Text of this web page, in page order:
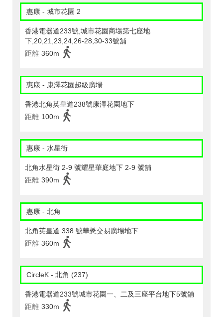
惠康 - 城市花園 2
香港電器道233號,城市花園商塲第七座地
下,20,21,23,24,26-28,30-33號舖
距離 360m
惠康 - 康澤花園超級廣場
香港北角英皇道238號康澤花園地下
距離 100m
惠康 - 水星街
北角水星街 2-9 號耀星華庭地下 2-9 號舖
距離 390m
惠康 - 北角
北角英皇道 338 號華懋交易廣場地下
距離 360m
CircleK - 北角 (237)
香港電器道233號城市花園一、二及三座平台地下5號舖
距離 330m